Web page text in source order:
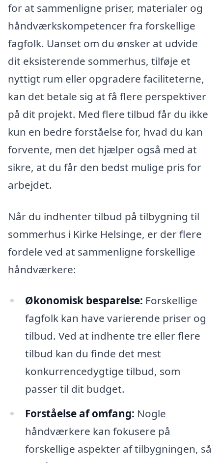
for at sammenligne priser, materialer og
håndværkskompetencer fra forskellige
fagfolk. Uanset om du ønsker at udvide
dit eksisterende sommerhus, tilføje et
nyttigt rum eller opgradere faciliteterne,
kan det betale sig at få flere perspektiver
på dit projekt. Med flere tilbud får du ikke
kun en bedre forståelse for, hvad du kan
forvente, men det hjælper også med at
sikre, at du får den bedst mulige pris for
arbejdet.
Når du indhenter tilbud på tilbygning til
sommerhus i Kirke Helsinge, er der flere
fordele ved at sammenligne forskellige
håndværkere:
Økonomisk besparelse: Forskellige
fagfolk kan have varierende priser og
tilbud. Ved at indhente tre eller flere
tilbud kan du finde det mest
konkurrencedygtige tilbud, som
passer til dit budget.
Forståelse af omfang: Nogle
håndværkere kan fokusere på
forskellige aspekter af tilbygningen, så